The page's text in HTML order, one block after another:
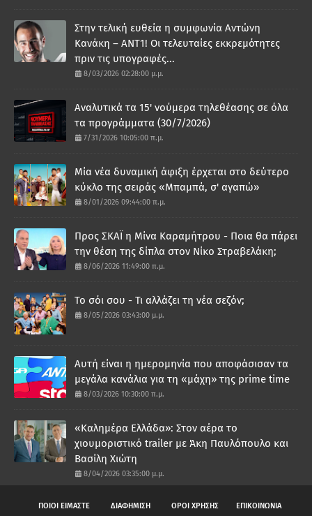
Στην τελική ευθεία η συμφωνία Αντώνη
Κανάκη – ΑΝΤ1! Οι τελευταίες εκκρεμότητες
πριν τις υπογραφές...
8/03/2026 02:28:00 μ.μ.
Αναλυτικά τα 15' νούμερα τηλεθέασης σε όλα
τα προγράμματα (30/7/2026)
7/31/2026 10:05:00 π.μ.
Μία νέα δυναμική άφιξη έρχεται στο δεύτερο
κύκλο της σειράς «Μπαμπά, σ' αγαπώ»
8/01/2026 09:44:00 π.μ.
Προς ΣΚΑΪ η Μίνα Καραμήτρου - Ποια θα πάρει
την θέση της δίπλα στον Νίκο Στραβελάκη;
8/06/2026 11:49:00 π.μ.
Το σόι σου - Τι αλλάζει τη νέα σεζόν;
8/05/2026 03:43:00 μ.μ.
Αυτή είναι η ημερομηνία που αποφάσισαν τα
μεγάλα κανάλια για τη «μάχη» της prime time
8/03/2026 10:30:00 π.μ.
«Καλημέρα Ελλάδα»: Στον αέρα το
χιουμοριστικό trailer με Άκη Παυλόπουλο και
Βασίλη Χιώτη
8/04/2026 03:35:00 μ.μ.
ΠΟΙΟΙ ΕΙΜΑΣΤΕ ΔΙΑΦΗΜΙΣΗ ΟΡΟΙ ΧΡΗΣΗΣ ΕΠΙΚΟΙΝΩΝΙΑ